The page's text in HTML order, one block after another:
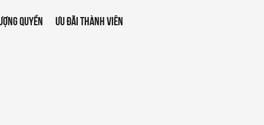
QUYỀN ƯU ĐÃI THÀNH VIÊN